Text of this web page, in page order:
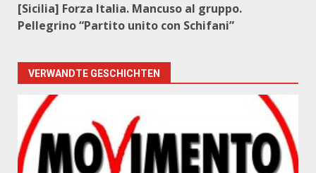
[Sicilia] Forza Italia. Mancuso al gruppo.
Pellegrino “Partito unito con Schifani”
VERWANDTE GESCHICHTEN